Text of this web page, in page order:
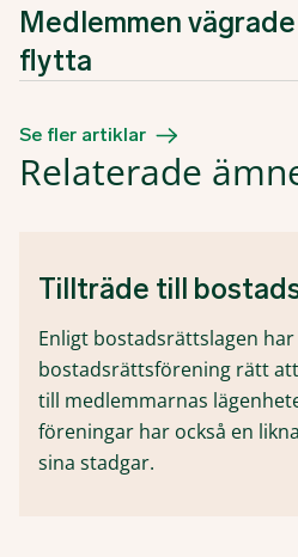
Medlemmen
flytta
Se fler artiklar
Relaterade
Tillträde till
Enligt bostadsrättslagen har
bostadsrättsförening rätt
till medlemmarnas
föreningar har också en
sina stadgar.